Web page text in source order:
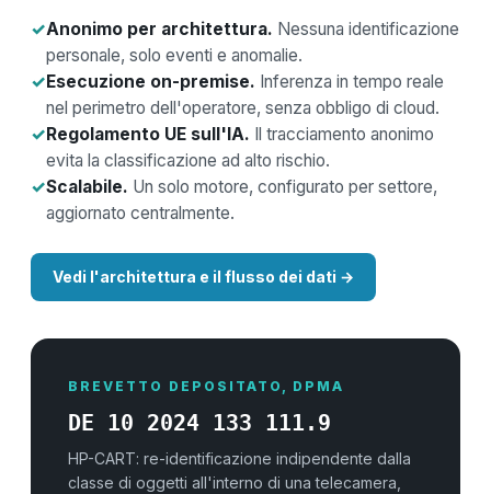
✓Anonimo per architettura. Nessuna identificazione
personale, solo eventi e anomalie.
✓Esecuzione on-premise. Inferenza in tempo reale
nel perimetro dell'operatore, senza obbligo di cloud.
✓Regolamento UE sull'IA. Il tracciamento anonimo
evita la classificazione ad alto rischio.
✓Scalabile. Un solo motore, configurato per settore,
aggiornato centralmente.
Vedi l'architettura e il flusso dei dati →
BREVETTO DEPOSITATO, DPMA
DE 10 2024 133 111.9
HP-CART: re-identificazione indipendente dalla
classe di oggetti all'interno di una telecamera,